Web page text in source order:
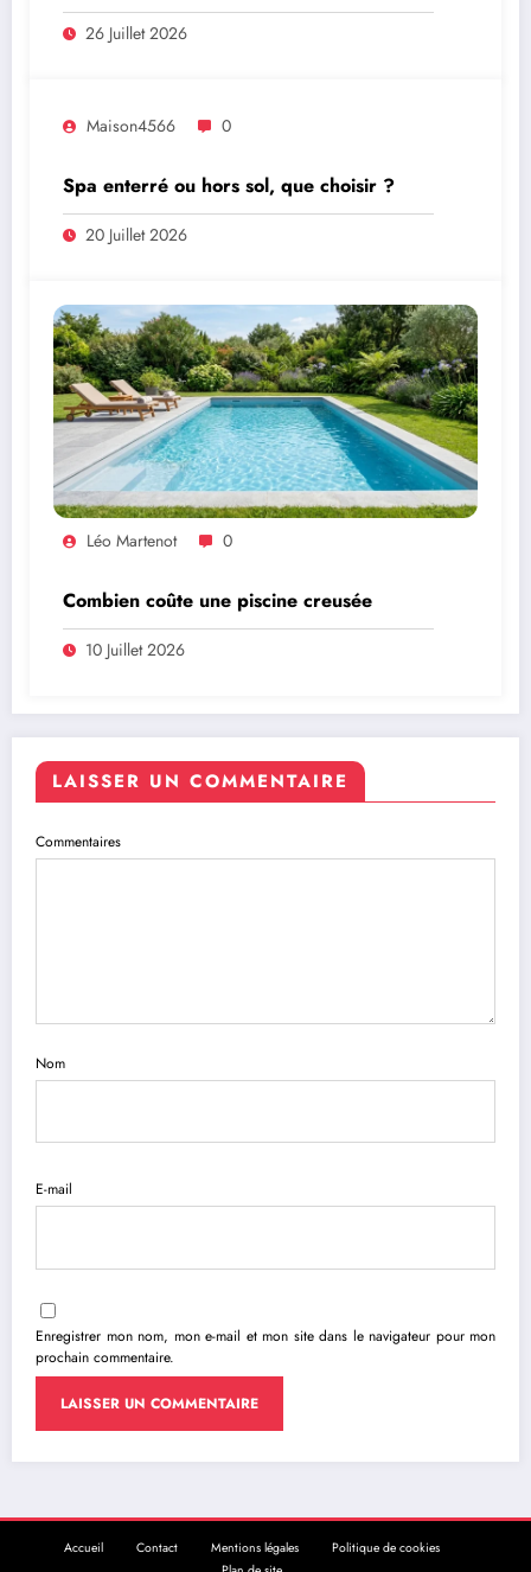
26 Juillet 2026
Maison4566 0
Spa enterré ou hors sol, que choisir ?
20 Juillet 2026
Léo Martenot 0
Combien coûte une piscine creusée
10 Juillet 2026
LAISSER UN COMMENTAIRE
Commentaires
Nom
E-mail
Enregistrer mon nom, mon e-mail et mon site dans le navigateur pour mon
prochain commentaire.
Accueil Contact Mentions légales
Politique de cookies